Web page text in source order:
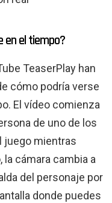
en el tiempo?
TeaserPlay han
cómo podría verse
El vídeo comienza
de uno de los
juego mientras
la cámara cambia a
del personaje por
donde puedes